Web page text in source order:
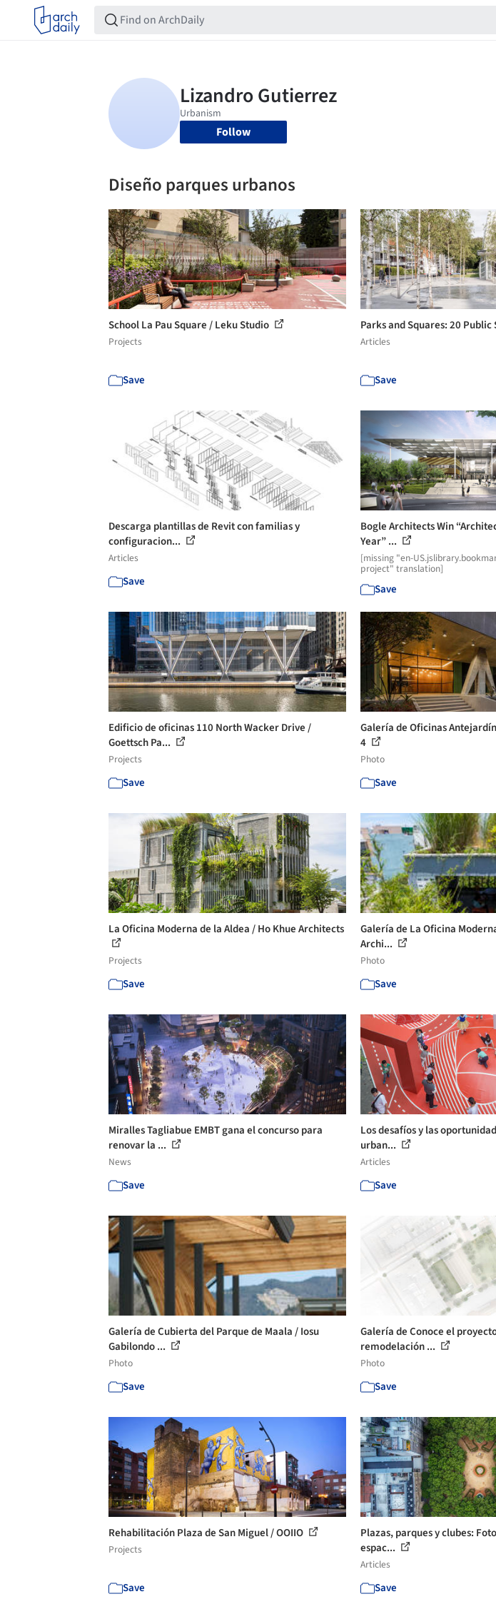
Follow
Diseño parques urbanos
School La Pau Square / Leku Studio
Projects
Save
Parks and Squares: 20 Public
Articles
Save
Descarga plantillas de Revit con familias y
configuracion...
Articles
Save
Bogle Architects Win
Year” ...
[missing "en-
project" translation]
Save
Edificio de oficinas 110 North Wacker Drive /
Goettsch Pa...
Projects
Save
Galería de Oficinas
4
Photo
Save
La Oficina Moderna de la Aldea / Ho Khue Architects
Projects
Save
Galería de La Oficina
Archi...
Photo
Save
Miralles Tagliabue EMBT gana el concurso para
renovar la ...
News
Save
Los desafíos y las
urban...
Articles
Save
Galería de Cubierta del Parque de Maala / Iosu
Gabilondo ...
Photo
Save
Galería de Conoce el
remodelación ...
Photo
Save
Rehabilitación Plaza de San Miguel / OOIIO
Projects
Save
Plazas, parques y clubes:
espac...
Articles
Save